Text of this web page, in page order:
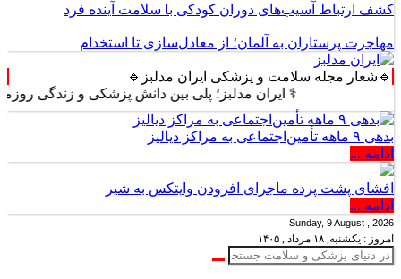
کشف ارتباط آسیب‌های دوران کودکی با سلامت آینده فرد
مهاجرت پرستاران به آلمان؛ از معادل‌سازی تا استخدام
🔹شعار مجله سلامت و پزشکی ایران مدلبز🔹
⚕️ ایران مدلبز؛ پلی بین دانش پزشکی و زندگی روزمره ⚕️
بدهی ۹ ماهه تأمین‌اجتماعی به مراکز دیالیز
ادامه ...
افشای پشت پرده ماجرای افزودن وایتکس به شیر
ادامه ...
Sunday, 9 August , 2026
امروز : یکشنبه, ۱۸ مرداد , ۱۴۰۵